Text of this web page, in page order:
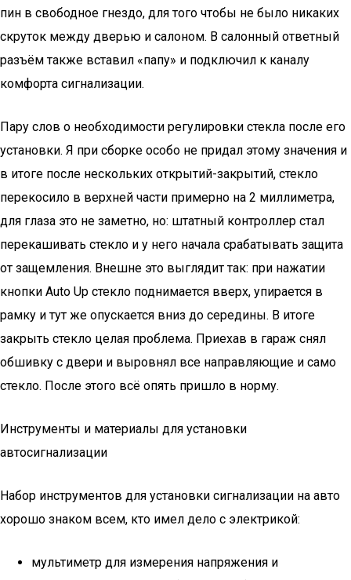
пин в свободное гнездо, для того чтобы не было никаких
скруток между дверью и салоном. В салонный ответный
разъём также вставил «папу» и подключил к каналу
комфорта сигнализации.
Пару слов о необходимости регулировки стекла после его
установки. Я при сборке особо не придал этому значения и
в итоге после нескольких открытий-закрытий, стекло
перекосило в верхней части примерно на 2 миллиметра,
для глаза это не заметно, но: штатный контроллер стал
перекашивать стекло и у него начала срабатывать защита
от защемления. Внешне это выглядит так: при нажатии
кнопки Auto Up стекло поднимается вверх, упирается в
рамку и тут же опускается вниз до середины. В итоге
закрыть стекло целая проблема. Приехав в гараж снял
обшивку с двери и выровнял все направляющие и само
стекло. После этого всё опять пришло в норму.
Инструменты и материалы для установки
автосигнализации
Набор инструментов для установки сигнализации на авто
хорошо знаком всем, кто имел дело с электрикой:
мультиметр для измерения напряжения и